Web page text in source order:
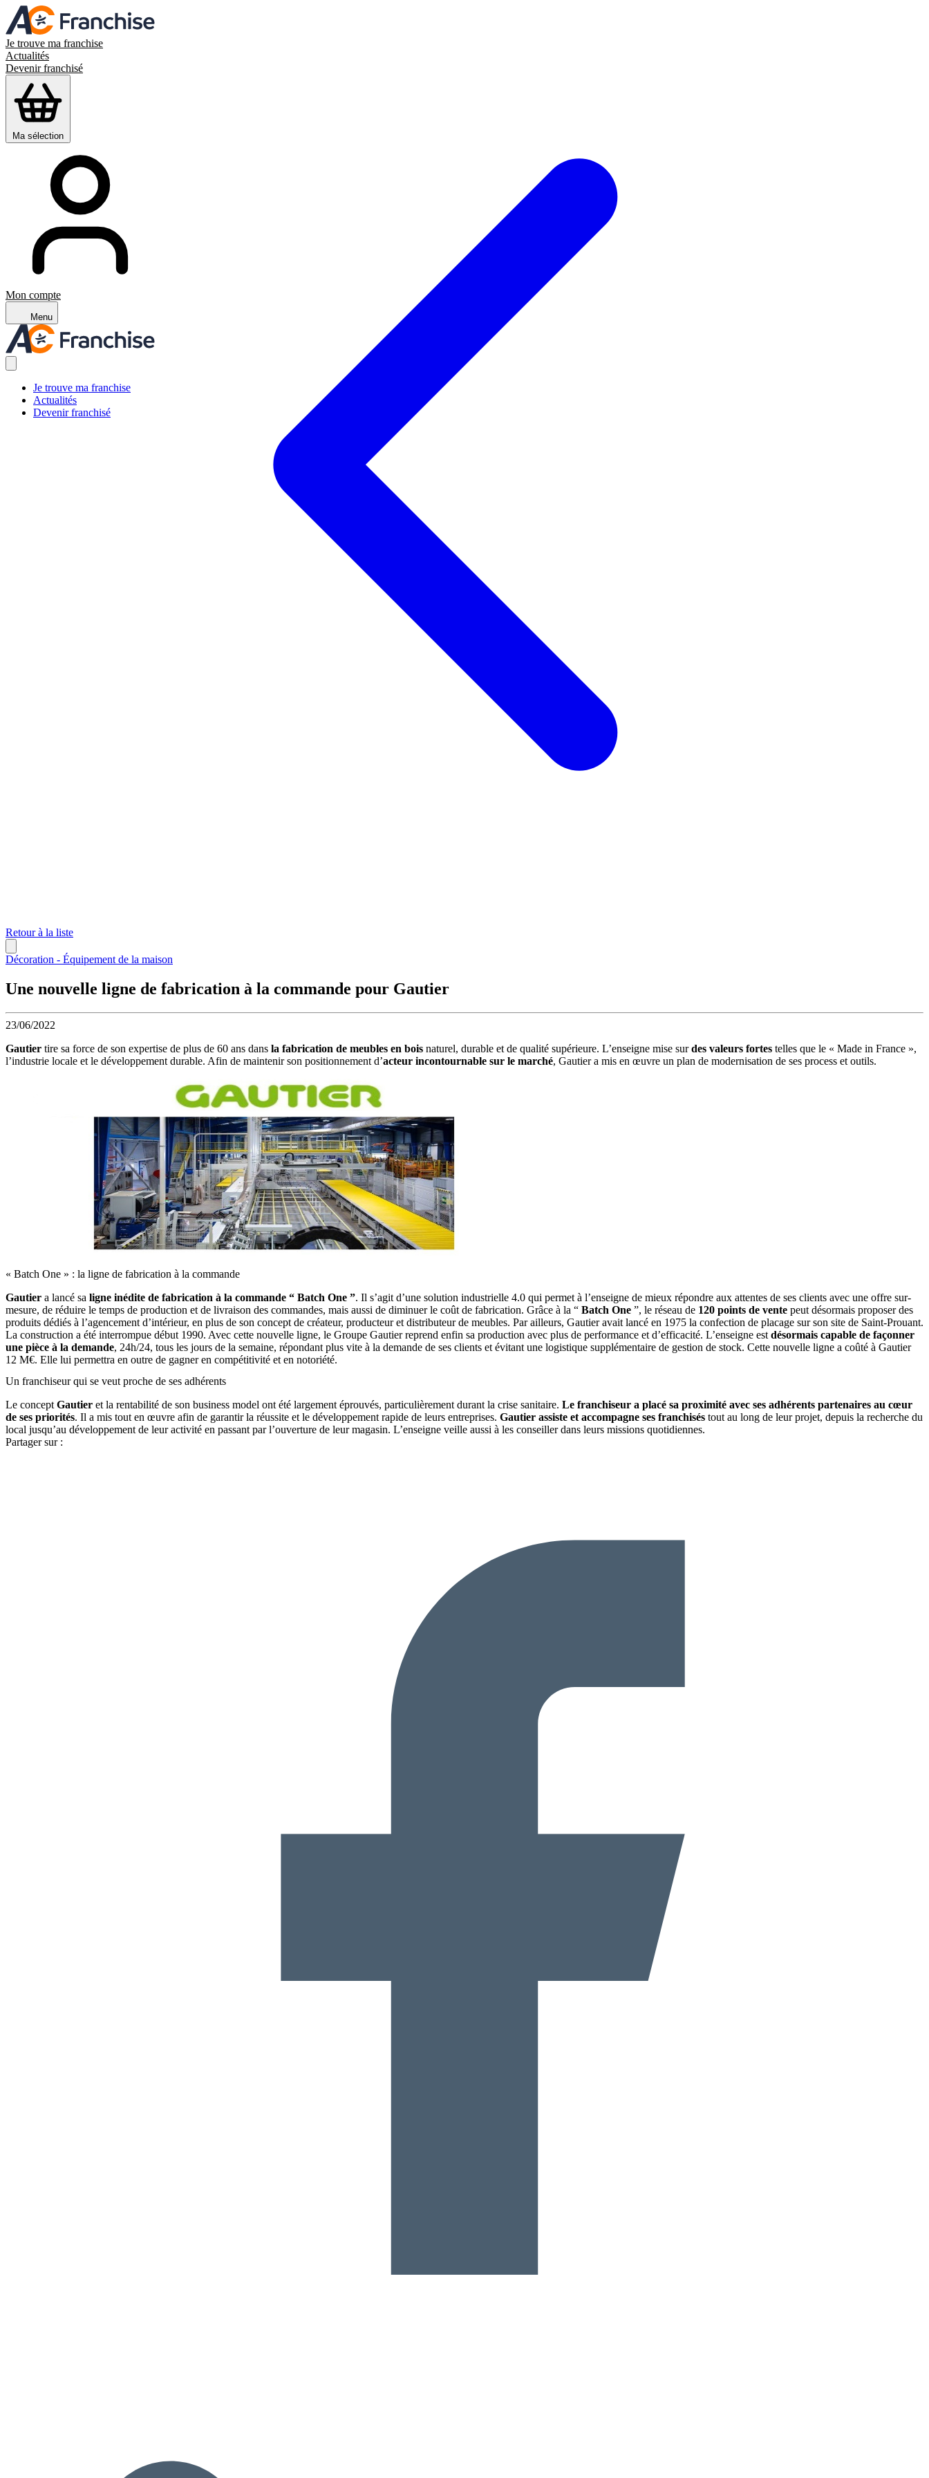
Je trouve ma franchise
Actualités
Devenir franchisé
Ma sélection
Mon compte
Menu
Je trouve ma franchise
Actualités
Devenir franchisé
Retour à la liste
Décoration - Équipement de la maison
Une nouvelle ligne de fabrication à la commande pour Gautier
23/06/2022
Gautier tire sa force de son expertise de plus de 60 ans dans la fabrication de meubles en bois naturel, durable et de qualité supérieure. L’enseigne mise surdes valeurs fortes telles que le « Made in France »,
l’industrie locale et le développement durable. Afin de maintenir son positionnement d’acteur incontournable sur le marché, Gautier a mis en œuvre un plan de modernisation de ses process et outils.
« Batch One » : la ligne de fabrication à la commande
Gautier a lancé sa ligne inédite de fabrication à la commande “ Batch One ”. Il s’agit d’une solution industrielle 4.0 qui permet à l’enseigne de mieux répondre aux attentes de ses clients avec une offre sur-
mesure, de réduire le temps de production et de livraison des commandes, mais aussi de diminuer le coût de fabrication. Grâce à la “ Batch One ”, le réseau de 120 points de vente peut désormais proposer des
produits dédiés à l’agencement d’intérieur, en plus de son concept de créateur, producteur et distributeur de meubles. Par ailleurs, Gautier avait lancé en 1975 la confection de placage sur son site de Saint-Prouant.
La construction a été interrompue début 1990. Avec cette nouvelle ligne, le Groupe Gautier reprend enfin sa production avec plus de performance et d’efficacité. L’enseigne est désormais capable de façonner
une pièce à la demande, 24h/24, tous les jours de la semaine, répondant plus vite à la demande de ses clients et évitant une logistique supplémentaire de gestion de stock. Cette nouvelle ligne a coûté à Gautier
12 M€. Elle lui permettra en outre de gagner en compétitivité et en notoriété.
Un franchiseur qui se veut proche de ses adhérents
Le concept Gautier et la rentabilité de son business model ont été largement éprouvés, particulièrement durant la crise sanitaire. Le franchiseur a placé sa proximité avec ses adhérents partenaires au cœur
de ses priorités. Il a mis tout en œuvre afin de garantir la réussite et le développement rapide de leurs entreprises. Gautier assiste et accompagne ses franchisés tout au long de leur projet, depuis la recherche du
local jusqu’au développement de leur activité en passant par l’ouverture de leur magasin. L’enseigne veille aussi à les conseiller dans leurs missions quotidiennes.
Partager sur :